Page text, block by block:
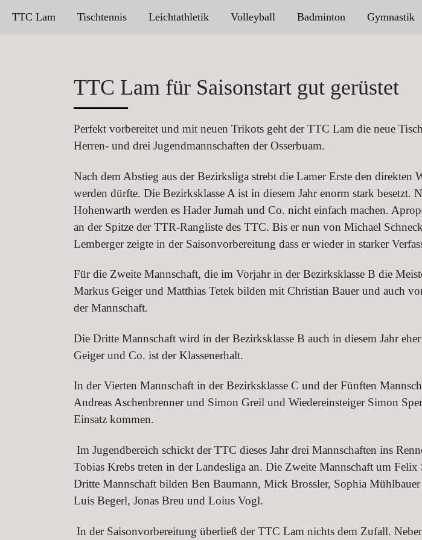
TTC Lam Tischtennis Leichtathletik Volleyball Badminton Gymnastik
TTC Lam für Saisonstart gut gerüstet
Perfekt vorbereitet und mit neuen Trikots geht der TTC Lam die neue
Herren- und drei Jugendmannschaften der Osserbuam.
Nach dem Abstieg aus der Bezirksliga strebt die Lamer Erste den direkten
werden dürfte. Die Bezirksklasse A ist in diesem Jahr enorm stark
Hohenwarth werden es Hader Jumah und Co. nicht einfach machen.
an der Spitze der TTR-Rangliste des TTC. Bis er nun von Michael
Lemberger zeigte in der Saisonvorbereitung dass er wieder in starker
Für die Zweite Mannschaft, die im Vorjahr in der Bezirksklasse B die
Markus Geiger und Matthias Tetek bilden mit Christian Bauer und auch
der Mannschaft.
Die Dritte Mannschaft wird in der Bezirksklasse B auch in diesem Jahr
Geiger und Co. ist der Klassenerhalt.
In der Vierten Mannschaft in der Bezirksklasse C und der Fünften
Andreas Aschenbrenner und Simon Greil und Wiedereinsteiger Simon
Einsatz kommen.
Im Jugendbereich schickt der TTC dieses Jahr drei Mannschaften ins
Tobias Krebs treten in der Landesliga an. Die Zweite Mannschaft um
Dritte Mannschaft bilden Ben Baumann, Mick Brossler, Sophia
Luis Begerl, Jonas Breu und Loius Vogl.
In der Saisonvorbereitung überließ der TTC Lam nichts dem Zufall.